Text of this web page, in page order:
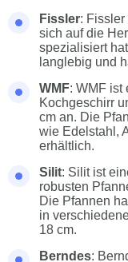
Fissler:
sich auf die
spezialisiert
langlebig und
WMF: WMF ist
Kochgeschirr
cm an. Die
wie Edelstahl,
erhältlich.
Silit: Silit ist
robusten
Die Pfannen
in
18 cm.
Berndes: